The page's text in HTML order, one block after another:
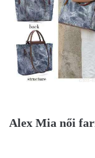
Alex Mia női